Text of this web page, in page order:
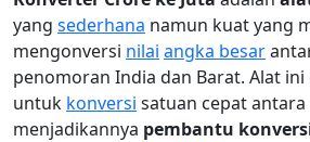
yang sederhana namun kuat yang
mengonversi nilai angka besar
penomoran India dan Barat. Alat
untuk konversi satuan cepat antara
menjadikannya pembantu